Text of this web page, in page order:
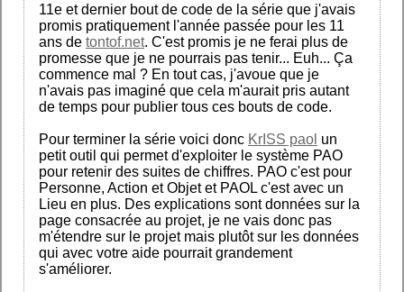
11e et dernier bout de code de la série que j'avais
promis pratiquement l'année passée pour les 11
ans de tontof.net. C'est promis je ne ferai plus de
promesse que je ne pourrais pas tenir... Euh... Ça
commence mal ? En tout cas, j'avoue que je
n'avais pas imaginé que cela m'aurait pris autant
de temps pour publier tous ces bouts de code.
Pour terminer la série voici donc KrISS paol un
petit outil qui permet d'exploiter le système PAO
pour retenir des suites de chiffres. PAO c'est pour
Personne, Action et Objet et PAOL c'est avec un
Lieu en plus. Des explications sont données sur la
page consacrée au projet, je ne vais donc pas
m'étendre sur le projet mais plutôt sur les données
qui avec votre aide pourrait grandement
s'améliorer.